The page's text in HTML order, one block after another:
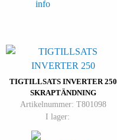
TIGTILLSATS INVERTER 250
SKRAPTÄNDNING
Artikelnummer: T801098
I lager: